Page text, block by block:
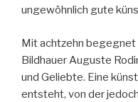
ungewöhnlich gute
Mit achtzehn begegnet
Bildhauer Auguste
und Geliebte. Eine
entsteht, von der